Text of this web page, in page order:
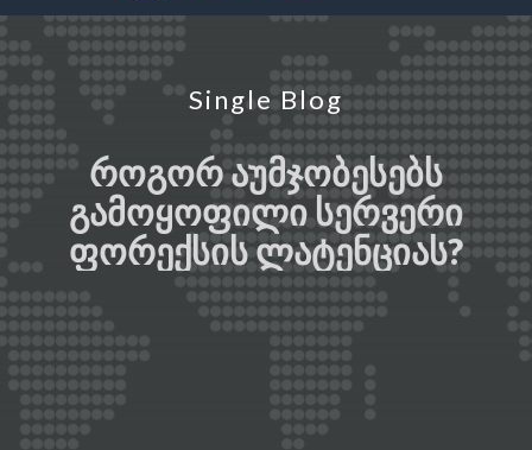
Single Blog
ᲠᲝᲒᲝᲠ ᲐᲣᲛᲯᲝᲑᲔᲡᲔᲑᲡ
ᲒᲐᲛᲝᲧᲝᲤᲘᲚᲘ ᲡᲔᲠᲕᲔᲠᲘ
ᲤᲝᲠᲔᲥᲡᲘᲡ ᲚᲐᲢᲔᲜᲪᲘᲐᲡ?